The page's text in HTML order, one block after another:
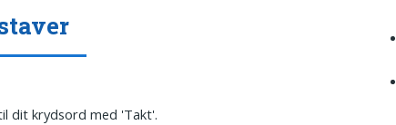
dit krydsord med 'Takt'.